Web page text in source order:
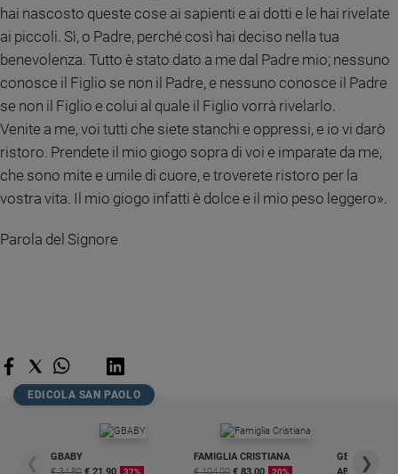
e
giovani
Adolescenza
Bioetica
Video
Privacy
hai nascosto queste cose ai sapienti e ai dotti e le hai rivelate
ai piccoli. Sì, o Padre, perché così hai deciso nella tua
benevolenza. Tutto è stato dato a me dal Padre mio; nessuno
conosce il Figlio se non il Padre, e nessuno conosce il Padre
se non il Figlio e colui al quale il Figlio vorrà rivelarlo.
Venite a me, voi tutti che siete stanchi e oppressi, e io vi darò
ristoro. Prendete il mio giogo sopra di voi e imparate da me,
che sono mite e umile di cuore, e troverete ristoro per la
vostra vita. Il mio giogo infatti è dolce e il mio peso leggero».
Parola del Signore
EDICOLA SAN PAOLO
❮
GBABY
37%
FAMIGLIA CRISTIANA
20%
GBABY
❯